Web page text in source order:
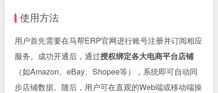
使用方法
用户首先需要在马帮ERP官网进行账号注册并订阅相应
服务。成功开通后，通过授权绑定各大电商平台店铺
（如Amazon、eBay、Shopee等），系统即可自动同
步店铺数据。随后，用户可在直观的Web端或移动端操